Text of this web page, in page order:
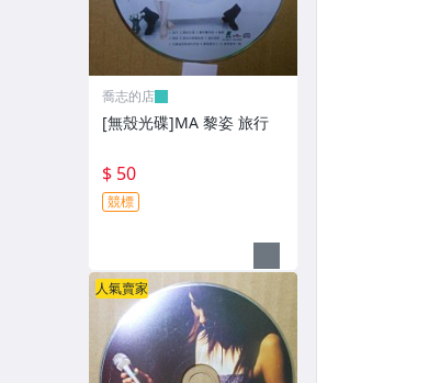
喬志的店
[無殼光碟]MA 黎姿 旅行
$ 50
競標
人氣賣家